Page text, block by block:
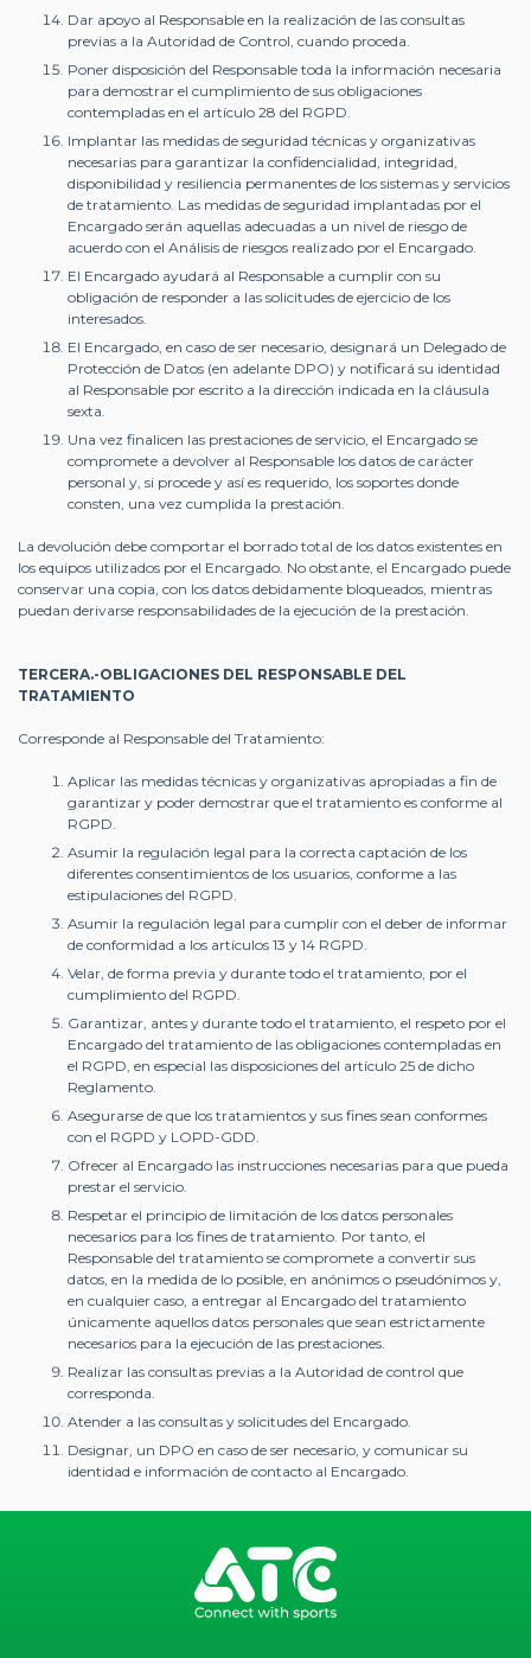
Dar apoyo al Responsable en la realización de las consultas
previas a la Autoridad de Control, cuando proceda.
Poner disposición del Responsable toda la información necesaria
para demostrar el cumplimiento de sus obligaciones
contempladas en el artículo 28 del RGPD.
Implantar las medidas de seguridad técnicas y organizativas
necesarias para garantizar la confidencialidad, integridad,
disponibilidad y resiliencia permanentes de los sistemas y servicios
de tratamiento. Las medidas de seguridad implantadas por el
Encargado serán aquellas adecuadas a un nivel de riesgo de
acuerdo con el Análisis de riesgos realizado por el Encargado.
El Encargado ayudará al Responsable a cumplir con su
obligación de responder a las solicitudes de ejercicio de los
interesados.
El Encargado, en caso de ser necesario, designará un Delegado de
Protección de Datos (en adelante DPO) y notificará su identidad
al Responsable por escrito a la dirección indicada en la cláusula
sexta.
Una vez finalicen las prestaciones de servicio, el Encargado se
compromete a devolver al Responsable los datos de carácter
personal y, si procede y así es requerido, los soportes donde
consten, una vez cumplida la prestación.
La devolución debe comportar el borrado total de los datos existentes en
los equipos utilizados por el Encargado. No obstante, el Encargado puede
conservar una copia, con los datos debidamente bloqueados, mientras
puedan derivarse responsabilidades de la ejecución de la prestación.
TERCERA.-OBLIGACIONES DEL RESPONSABLE DEL
TRATAMIENTO
Corresponde al Responsable del Tratamiento:
Aplicar las medidas técnicas y organizativas apropiadas a fin de
garantizar y poder demostrar que el tratamiento es conforme al
RGPD.
Asumir la regulación legal para la correcta captación de los
diferentes consentimientos de los usuarios, conforme a las
estipulaciones del RGPD.
Asumir la regulación legal para cumplir con el deber de informar
de conformidad a los artículos 13 y 14 RGPD.
Velar, de forma previa y durante todo el tratamiento, por el
cumplimiento del RGPD.
Garantizar, antes y durante todo el tratamiento, el respeto por el
Encargado del tratamiento de las obligaciones contempladas en
el RGPD, en especial las disposiciones del artículo 25 de dicho
Reglamento.
Asegurarse de que los tratamientos y sus fines sean conformes
con el RGPD y LOPD-GDD.
Ofrecer al Encargado las instrucciones necesarias para que pueda
prestar el servicio.
Respetar el principio de limitación de los datos personales
necesarios para los fines de tratamiento. Por tanto, el
Responsable del tratamiento se compromete a convertir sus
datos, en la medida de lo posible, en anónimos o pseudónimos y,
en cualquier caso, a entregar al Encargado del tratamiento
únicamente aquellos datos personales que sean estrictamente
necesarios para la ejecución de las prestaciones.
Realizar las consultas previas a la Autoridad de control que
corresponda.
Atender a las consultas y solicitudes del Encargado.
Designar, un DPO en caso de ser necesario, y comunicar su
identidad e información de contacto al Encargado.